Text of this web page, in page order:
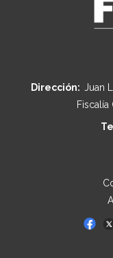
Dirección: Juan
Fiscalía